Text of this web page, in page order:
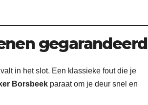
gegarandeerd
in het slot. Een klassieke fout die je
Borsbeek paraat om je deur snel en